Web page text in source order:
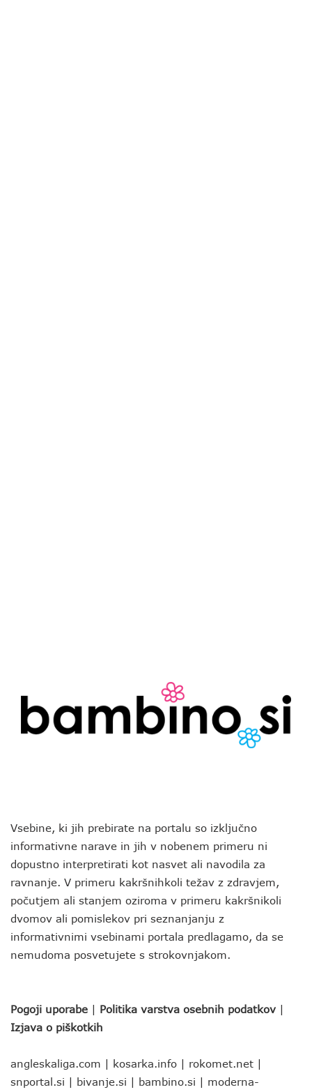
Vsebine, ki jih prebirate na portalu so izključno
informativne narave in jih v nobenem primeru ni
dopustno interpretirati kot nasvet ali navodila za
ravnanje. V primeru kakršnihkoli težav z zdravjem,
počutjem ali stanjem oziroma v primeru kakršnikoli
dvomov ali pomislekov pri seznanjanju z
informativnimi vsebinami portala predlagamo, da se
nemudoma posvetujete s strokovnjakom.
Pogoji uporabe | Politika varstva osebnih podatkov |
Izjava o piškotkih
angleskaliga.com | kosarka.info | rokomet.net |
snportal.si | bivanje.si | bambino.si | moderna-